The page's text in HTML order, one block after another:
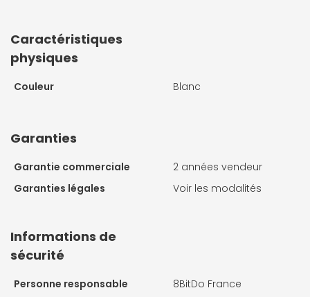
Caractéristiques
physiques
Couleur Blanc
Garanties
Garantie commerciale
2 années vendeur
Garanties légales
Voir les modalités
Informations de
sécurité
Personne responsable
8BitDo France